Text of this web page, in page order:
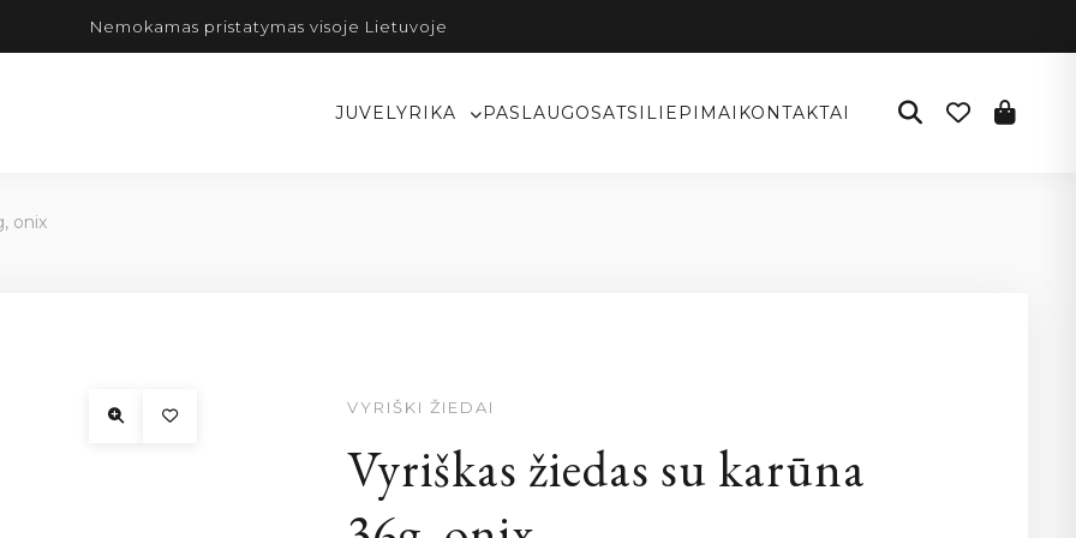
Nemokamas pristatymas visoje Lietuvoje
JUVELYRIKA PASLAUGOSATSILIEPIMAI KONTAKTAI
onix
VYRIŠKI ŽIEDAI
Vyriškas žiedas su karūna